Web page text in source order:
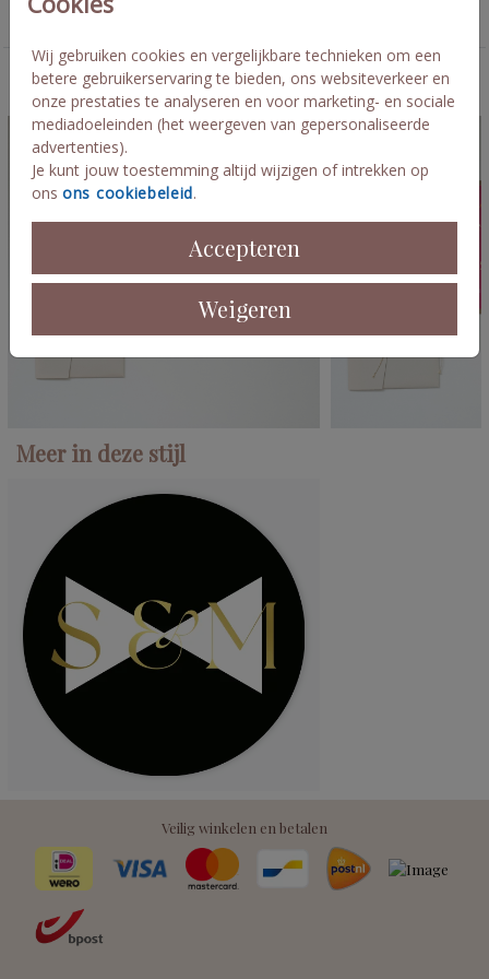
Wij gebruiken cookies en vergelijkbare technieken om een
betere gebruikerservaring te bieden, ons websiteverkeer en
onze prestaties te analyseren en voor marketing- en sociale
mediadoeleinden (het weergeven van gepersonaliseerde
advertenties).
Je kunt jouw toestemming altijd wijzigen of intrekken op
ons ons cookiebeleid.
Accepteren
Weigeren
Pocketfold set langwerpig
Deze kaarten vind je misschien ook leuk
Meer in deze stijl
Veilig winkelen en betalen